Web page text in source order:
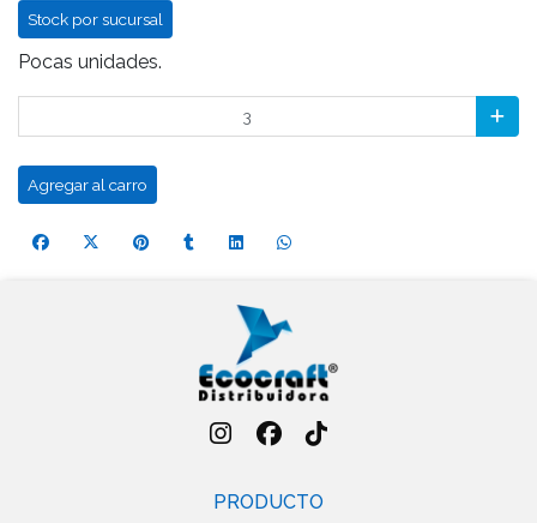
Stock por sucursal
Pocas unidades.
Agregar al carro
PRODUCTO